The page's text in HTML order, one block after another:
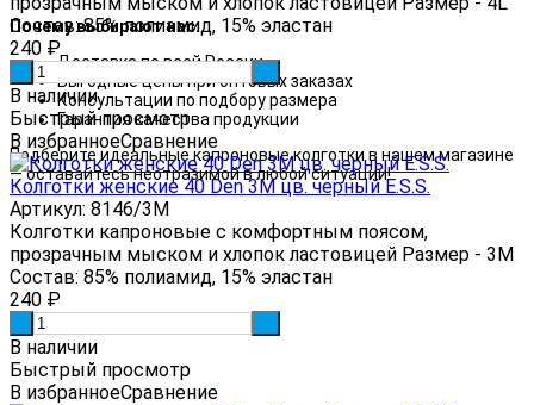
Почему выбирают нас:
Доставка по всей России
Выгодные цены при оптовых заказах
Консультации по подбору размера
Гарантия качества продукции
Подберите идеальные капроновые колготки в нашем магазине
— оставайтесь неотразимой в любой ситуации!
Состав: 85% полиамид, 15% эластан
240 ₽
В наличии
Быстрый просмотр
В избранноеСравнение
Колготки женские 40 Den 3М цв. черный E.S.S.
Артикул: 8146/3М
Колготки капроновые с комфортным поясом,
прозрачным мыском и хлопок ластовицей Размер - 3М
Состав: 85% полиамид, 15% эластан
240 ₽
В наличии
Быстрый просмотр
В избранноеСравнение